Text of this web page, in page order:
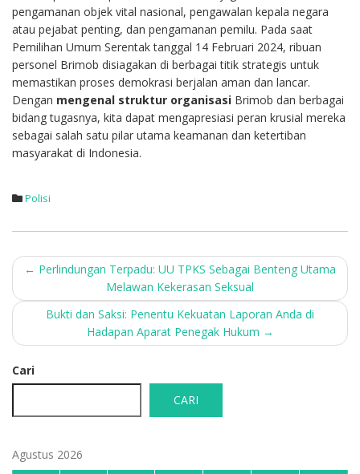
pengamanan objek vital nasional, pengawalan kepala negara
atau pejabat penting, dan pengamanan pemilu. Pada saat
Pemilihan Umum Serentak tanggal 14 Februari 2024, ribuan
personel Brimob disiagakan di berbagai titik strategis untuk
memastikan proses demokrasi berjalan aman dan lancar.
Dengan mengenal struktur organisasi Brimob dan berbagai
bidang tugasnya, kita dapat mengapresiasi peran krusial mereka
sebagai salah satu pilar utama keamanan dan ketertiban
masyarakat di Indonesia.
Polisi
Post
navigation
← Perlindungan Terpadu: UU TPKS Sebagai Benteng Utama
Melawan Kekerasan Seksual
Bukti dan Saksi: Penentu Kekuatan Laporan Anda di
Hadapan Aparat Penegak Hukum →
Cari
CARI
Agustus 2026